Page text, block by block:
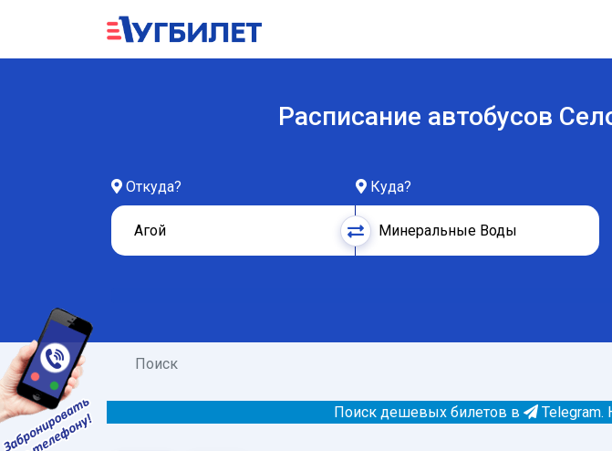
Расписание автобусов
Откуда? Куда?
Поиск
Поиск дешевых билетов в Telegram.